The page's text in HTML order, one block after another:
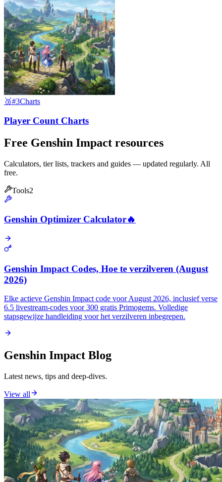
🥉#3Charts
Player Count Charts
Free Genshin Impact resources
Calculators, tier lists, trackers and guides — updated regularly. All
free.
Tools2
Genshin Optimizer Calculator🔥
Genshin Impact Codes, Hoe te verzilveren (August
2026)
Elke actieve Genshin Impact code voor August 2026, inclusief verse
6.5 livestream-codes voor 300 gratis Primogems. Volledige
stapsgewijze handleiding voor het verzilveren inbegrepen.
Genshin Impact Blog
Latest news, tips and deep-dives.
View all